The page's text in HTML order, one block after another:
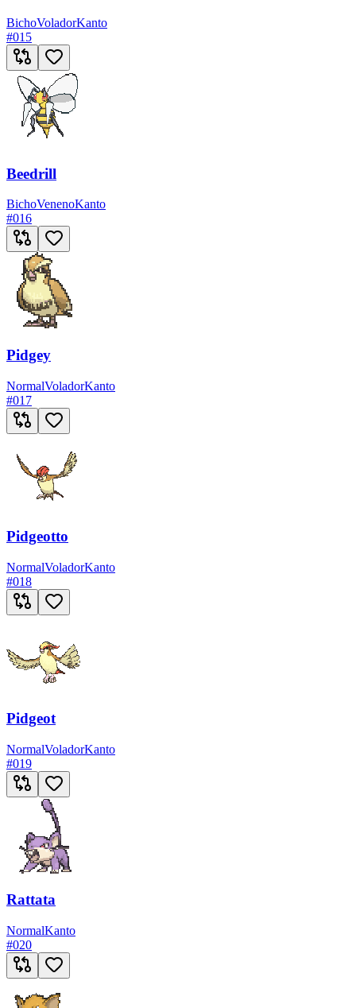
BichoVoladorKanto
#015
Beedrill
BichoVenenoKanto
#016
Pidgey
NormalVoladorKanto
#017
Pidgeotto
NormalVoladorKanto
#018
Pidgeot
NormalVoladorKanto
#019
Rattata
NormalKanto
#020